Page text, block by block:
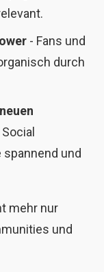
- Fans und
durch
und
mehr nur
und